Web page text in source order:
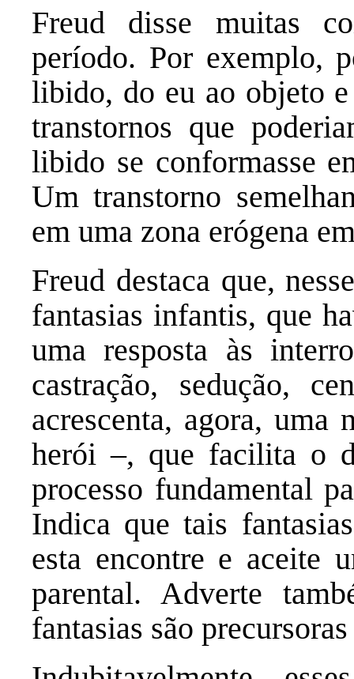
Freud disse muitas
período. Por exemplo,
libido, do eu ao objeto
transtornos que
libido se conformasse
Um transtorno
em uma zona erógena
Freud destaca que,
fantasias infantis, que
uma resposta às
castração, sedução,
acrescenta, agora,
herói –, que facilita o
processo fundamental
Indica que tais
esta encontre e aceite
parental. Adverte
fantasias são